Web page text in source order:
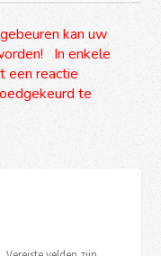
kan uw
In enkele
een reactie
te